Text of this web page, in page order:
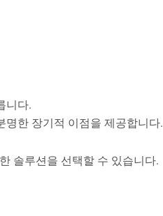
니다.
명한 장기적 이점을 제공합니다.
솔루션을 선택할 수 있습니다.